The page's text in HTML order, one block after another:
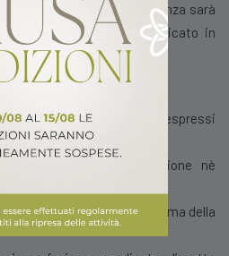
2005 il foro di competenza sarà
del consumatore se ubicato in
D’ACQUISTO
del sito sono sempre espressi
nè spese di spedizione nè
sarà reso noto al cliente prima della